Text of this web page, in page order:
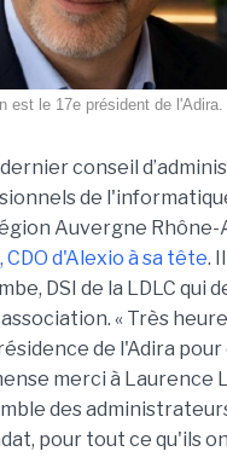
est le 17e président de l'Adira.
conseil
de
Auvergne Rhône-
CDO d'Alexio à sa tête.
DSI de la LDLC qui
« Très
de l'Adira pour
merci à Laurence
des
pour tout ce qu'ils